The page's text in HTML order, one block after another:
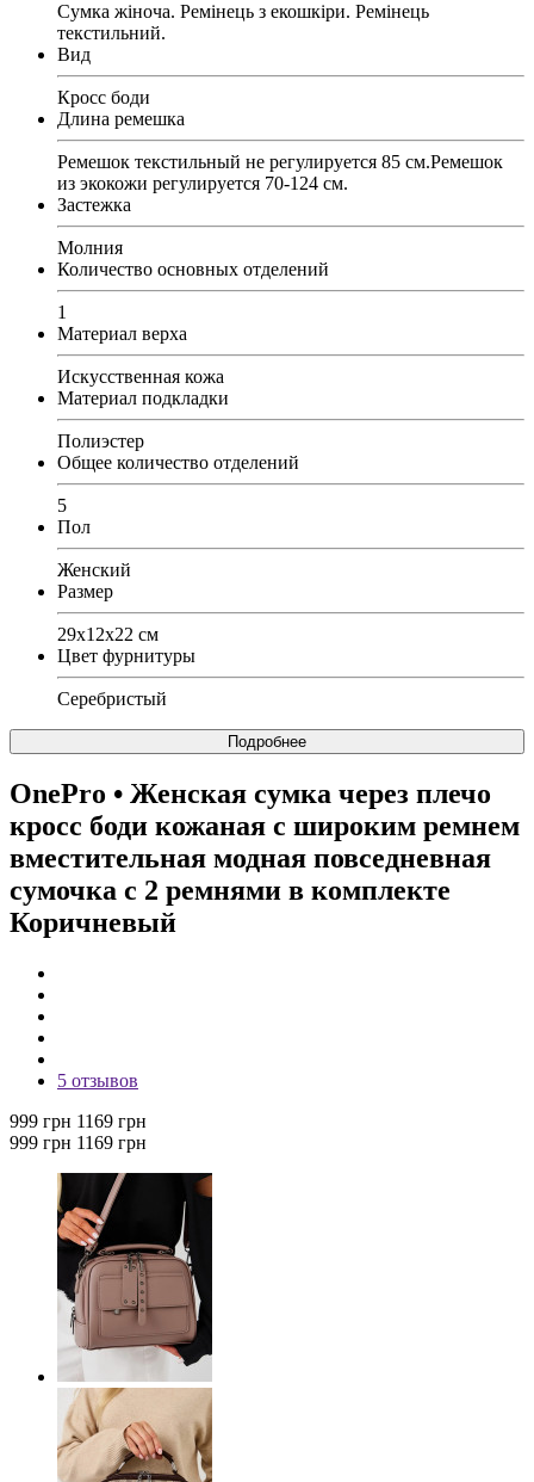
Сумка жіноча. Ремінець з екошкіри. Ремінець
текстильний.
Вид
Кросс боди
Длина ремешка
Ремешок текстильный не регулируется 85 см.Ремешок
из экокожи регулируется 70-124 см.
Застежка
Молния
Количество основных отделений
1
Материал верха
Искусственная кожа
Материал подкладки
Полиэстер
Общее количество отделений
5
Пол
Женский
Размер
29х12х22 см
Цвет фурнитуры
Серебристый
Подробнее
OnePro • Женская сумка через плечо
кросс боди кожаная с широким ремнем
вместительная модная повседневная
сумочка с 2 ремнями в комплекте
Коричневый
5 отзывов
999 грн 1169 грн
999 грн 1169 грн